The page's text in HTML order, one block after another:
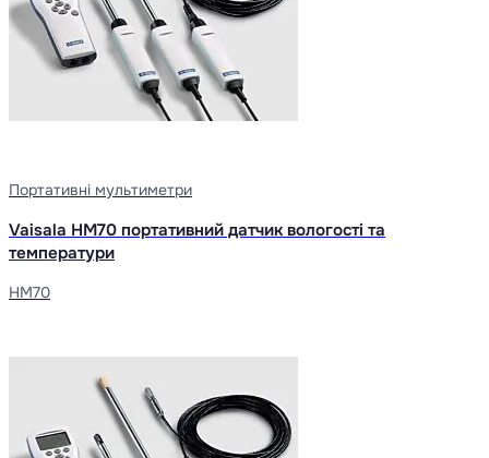
Портативні мультиметри
Vaisala HM70 портативний датчик вологості та
температури
HM70